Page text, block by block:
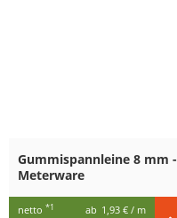
Gummispannleine 8 mm -
Meterware
netto *1 ab 1,93 € / m